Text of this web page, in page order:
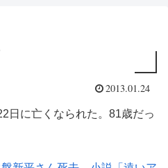
2013.01.24
日に亡くなられた。81歳だっ